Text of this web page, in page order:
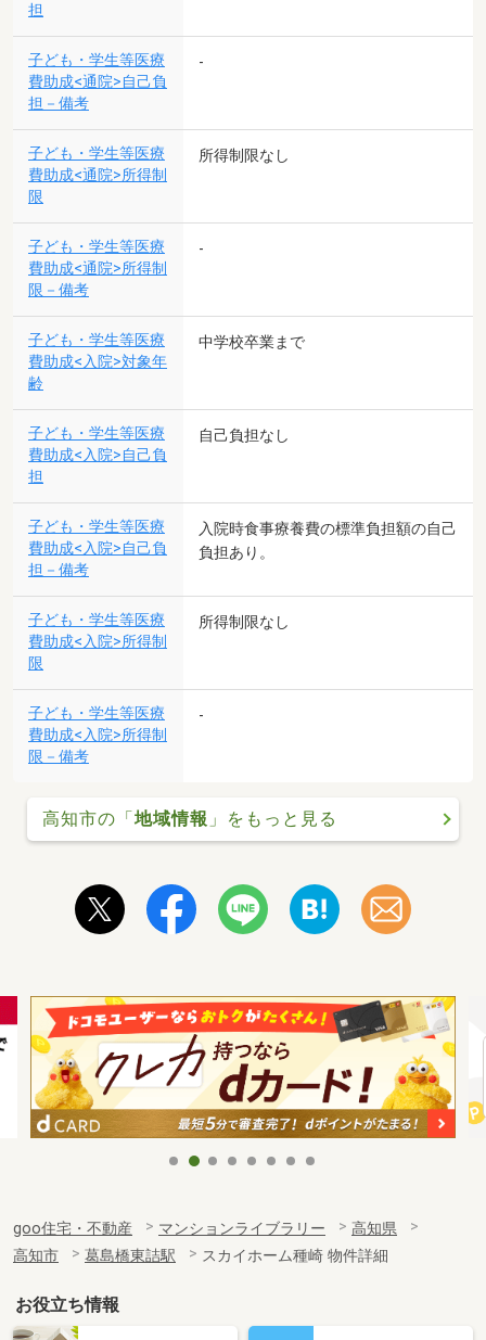
担
子ども・学生等医療
費助成<通院>自己負
担－備考
-
子ども・学生等医療
費助成<通院>所得制
限
所得制限なし
子ども・学生等医療
費助成<通院>所得制
限－備考
-
子ども・学生等医療
費助成<入院>対象年
齢
中学校卒業まで
子ども・学生等医療
費助成<入院>自己負
担
自己負担なし
子ども・学生等医療
費助成<入院>自己負
担－備考
入院時食事療養費の標準負担額の自己
負担あり。
子ども・学生等医療
費助成<入院>所得制
限
所得制限なし
子ども・学生等医療
費助成<入院>所得制
限－備考
-
高知市の「地域情報 」をもっと見る
goo住宅・不動産 マンションライブラリー
高知県
高知市
葛島橋東詰駅 スカイホーム種崎 物件詳細
お役立ち情報